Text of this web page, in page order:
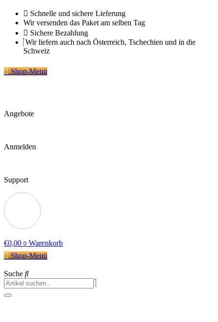
Zum
Inhalt
springen
Schnelle und sichere Lieferung
Wir versenden das Paket am selben Tag
Sichere Bezahlung
Wir liefern auch nach Österreich, Tschechien und in die
Schweiz
Shop-Menü
Angebote
Anmelden
Support
€0,00 0 Warenkorb
Shop-Menü
Suche